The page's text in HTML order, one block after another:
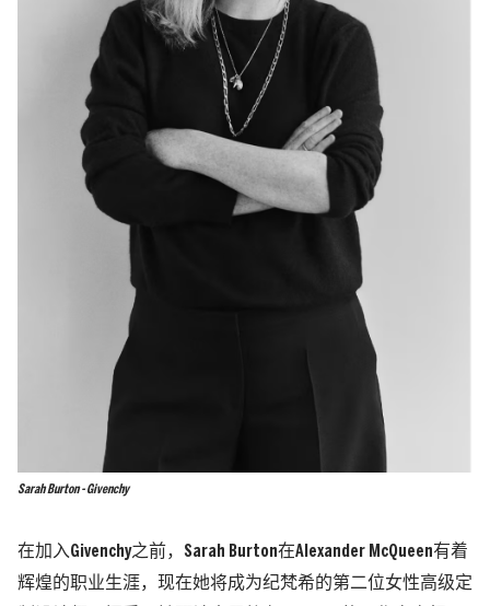
Sarah Burton - Givenchy
在加入 Givenchy之前，Sarah Burton在Alexander McQueen有着
辉煌的职业生涯，现在她将成为纪梵希的第二位女性高级定